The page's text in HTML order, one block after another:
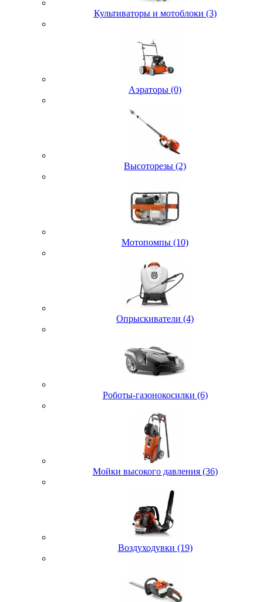
Культиваторы и мотоблоки (3)
Аэраторы (0)
Высоторезы (2)
Мотопомпы (10)
Опрыскиватели (4)
Роботы-газонокосилки (6)
Мойки высокого давления (36)
Воздуходувки (19)